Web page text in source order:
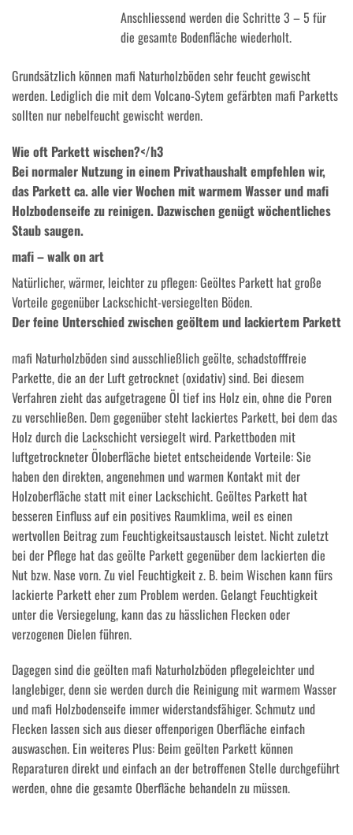
Anschliessend werden die Schritte 3 – 5 für
die gesamte Bodenfläche wiederholt.
Grundsätzlich können mafi Naturholzböden sehr feucht gewischt
werden. Lediglich die mit dem Volcano-Sytem gefärbten mafi Parketts
sollten nur nebelfeucht gewischt werden.
Wie oft Parkett wischen?</h3
Bei normaler Nutzung in einem Privathaushalt empfehlen wir,
das Parkett ca. alle vier Wochen mit warmem Wasser und mafi
Holzbodenseife zu reinigen. Dazwischen genügt wöchentliches
Staub saugen.
mafi – walk on art
Natürlicher, wärmer, leichter zu pflegen: Geöltes Parkett hat große
Vorteile gegenüber Lackschicht-versiegelten Böden.
Der feine Unterschied zwischen geöltem und lackiertem Parkett
mafi Naturholzböden sind ausschließlich geölte, schadstofffreie
Parkette, die an der Luft getrocknet (oxidativ) sind. Bei diesem
Verfahren zieht das aufgetragene Öl tief ins Holz ein, ohne die Poren
zu verschließen. Dem gegenüber steht lackiertes Parkett, bei dem das
Holz durch die Lackschicht versiegelt wird. Parkettboden mit
luftgetrockneter Öloberfläche bietet entscheidende Vorteile: Sie
haben den direkten, angenehmen und warmen Kontakt mit der
Holzoberfläche statt mit einer Lackschicht. Geöltes Parkett hat
besseren Einfluss auf ein positives Raumklima, weil es einen
wertvollen Beitrag zum Feuchtigkeitsaustausch leistet. Nicht zuletzt
bei der Pflege hat das geölte Parkett gegenüber dem lackierten die
Nut bzw. Nase vorn. Zu viel Feuchtigkeit z. B. beim Wischen kann fürs
lackierte Parkett eher zum Problem werden. Gelangt Feuchtigkeit
unter die Versiegelung, kann das zu hässlichen Flecken oder
verzogenen Dielen führen.
Dagegen sind die geölten mafi Naturholzböden pflegeleichter und
langlebiger, denn sie werden durch die Reinigung mit warmem Wasser
und mafi Holzbodenseife immer widerstandsfähiger. Schmutz und
Flecken lassen sich aus dieser offenporigen Oberfläche einfach
auswaschen. Ein weiteres Plus: Beim geölten Parkett können
Reparaturen direkt und einfach an der betroffenen Stelle durchgeführt
werden, ohne die gesamte Oberfläche behandeln zu müssen.